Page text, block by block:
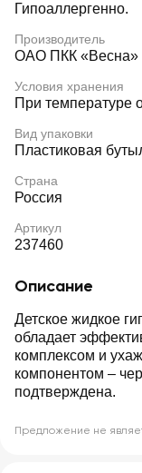
Гипоаллергенно.
Производитель
ОАО ПКК «Весна»
Условия хранения
При температуре
Вид упаковки
Пластиковая
Страна
Россия
Артикул
237460
Описание
Детское жидкое
обладает
комплексом и
компонентом –
подтверждена.
Предложение не